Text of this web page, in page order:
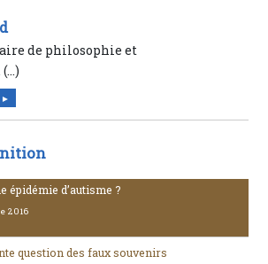
de philosophie et
épidémie d’autisme ?
2016
question des faux souvenirs